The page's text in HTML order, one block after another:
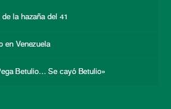
la hazaña del 41
en Venezuela
Betulio… Se cayó Betulio»